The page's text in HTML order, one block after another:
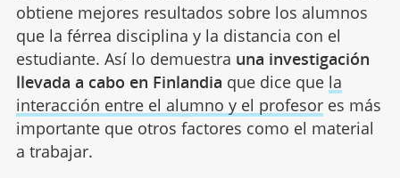
obtiene mejores resultados sobre los alumnos
que la férrea disciplina y la distancia con el
estudiante. Así lo demuestra una investigación
llevada a cabo en Finlandia que dice que la
interacción entre el alumno y el profesores más
importante que otros factores como el material
a trabajar.